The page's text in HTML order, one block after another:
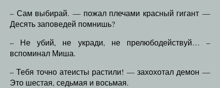
– Сам выбирай. — пожал плечами красный гигант —
Десять заповедей помнишь?
– Не убий, не укради, не прелюбодействуй… –
вспоминал Миша.
– Тебя точно атеисты растили! — захохотал демон —
Это шестая, седьмая и восьмая.